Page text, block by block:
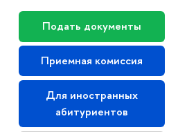
Подать документы
Приемная комиссия
Для иностранных
абитуриентов